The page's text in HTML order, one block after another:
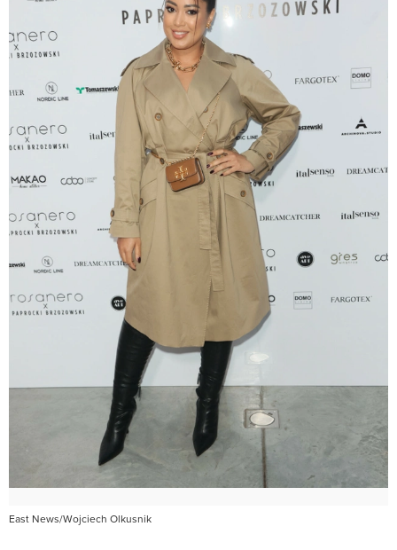
East News/Wojciech Olkusnik